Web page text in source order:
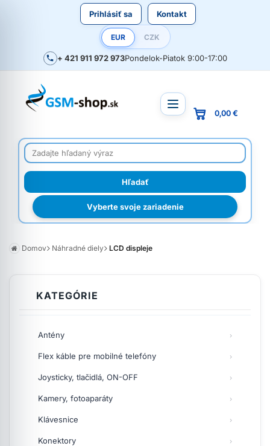
Prihlásiť sa Kontakt
EUR CZK
+ 421 911 972 973Pondelok-Piatok 9:00-17:00
Vyberte svoje zariadenie
0,00 €
Domov Náhradné diely LCD displeje
KATEGÓRIE
Antény
Flex káble pre mobilné telefóny
Joysticky, tlačidlá, ON-OFF
Kamery, fotoaparáty
Klávesnice
Konektory